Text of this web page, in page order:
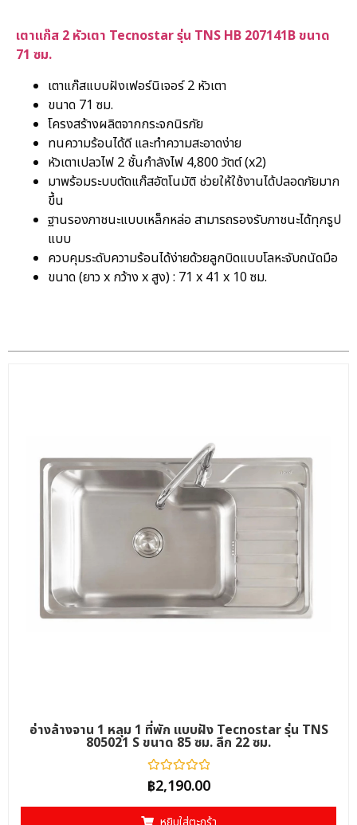
เตาแก๊ส 2 หัวเตา Tecnostar รุ่น TNS HB 207141B ขนาด
71 ซม.
เตาแก๊สแบบฝังเฟอร์นิเจอร์ 2 หัวเตา
ขนาด 71 ซม.
โครงสร้างผลิตจากกระจกนิรภัย
ทนความร้อนได้ดี และทำความสะอาดง่าย
หัวเตาเปลวไฟ 2 ชั้นกำลังไฟ 4,800 วัตต์ (x2)
มาพร้อมระบบตัดแก๊สอัตโนมัติ ช่วยให้ใช้งานได้ปลอดภัยมาก
ขึ้น
ฐานรองภาชนะแบบเหล็กหล่อ สามารถรองรับภาชนะได้ทุกรูป
แบบ
ควบคุมระดับความร้อนได้ง่ายด้วยลูกบิดแบบโลหะจับถนัดมือ
ขนาด (ยาว x กว้าง x สูง) : 71 x 41 x 10 ซม.
อ่างล้างจาน 1 หลุม 1 ที่พัก แบบฝัง Tecnostar รุ่น TNS
805021 S ขนาด 85 ซม. ลึก 22 ซม.
ให้
คะแนน
0
ตั้งแต่
฿2,190.00